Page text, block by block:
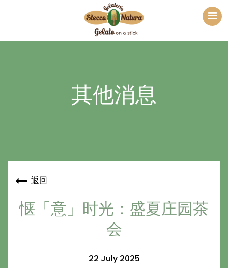
其他消息
返回
惬「意」时光：盛夏庄园茶
会
22 July 2025